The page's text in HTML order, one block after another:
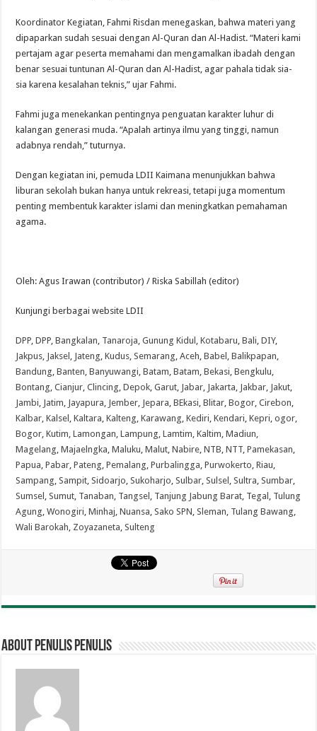
Koordinator Kegiatan, Fahmi Risdan menegaskan, bahwa materi yang
dipaparkan sudah sesuai dengan Al-Quran dan Al-Hadist. “Materi kami
pertajam agar peserta memahami dan mengamalkan ibadah dengan
benar sesuai tuntunan Al-Quran dan Al-Hadist, agar pahala tidak sia-
sia karena kesalahan teknis,” ujar Fahmi.
Fahmi juga menekankan pentingnya penguatan karakter luhur di
kalangan generasi muda. “Apalah artinya ilmu yang tinggi, namun
adabnya rendah,” tuturnya.
Dengan kegiatan ini, pemuda LDII Kaimana menunjukkan bahwa
liburan sekolah bukan hanya untuk rekreasi, tetapi juga momentum
penting membentuk karakter islami dan meningkatkan pemahaman
agama.
Oleh: Agus Irawan (contributor) / Riska Sabillah (editor)
Kunjungi berbagai website LDII
DPP,DPP,Bangkalan, Tanaroja,Gunung Kidul ,Kotabaru,Bali,DIY,
Jakpus, Jaksel , Jateng,Kudus,Semarang,Aceh,Babel ,Balikpapan,
Bandung,Banten,Banyuwangi,Batam,Batam,Bekasi,Bengkulu,
Bontang,Cianjur,Clincing,Depok,Garut, Jabar, Jakarta, Jakbar, Jakut,
Jambi, Jatim, Jayapura, Jember, Jepara,BEkasi,Blitar,Bogor,Cirebon,
Kalbar,Kalsel ,Kaltara,Kalteng,Karawang,Kediri,Kendari,Kepri,ogor,
Bogor,Kutim,Lamongan,Lampung,Lamtim,Kaltim,Madiun,
Magelang,Majaelngka,Maluku,Malut,Nabire,NTB,NTT,Pamekasan,
Papua,Pabar,Pateng,Pemalang,Purbalingga,Purwokerto,Riau,
Sampang,Sampit,Sidoarjo,Sukoharjo,Sulbar,Sulsel ,Sultra,Sumbar,
Sumsel ,Sumut, Tanaban, Tangsel , Tanjung Jabung Barat, Tegal , Tulung
Agung,Wonogiri,Minhaj,Nuansa,Sako SPN,Sleman, Tulang Bawang,
Wali Barokah, Zoyazaneta,Sulteng
About penulis penulis